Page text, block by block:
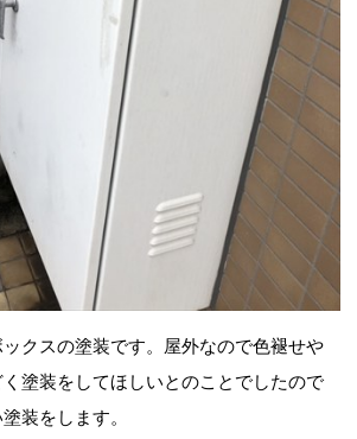
クスの塗装です。屋外なので色褪せや
塗装をしてほしいとのことでしたので
装をします。